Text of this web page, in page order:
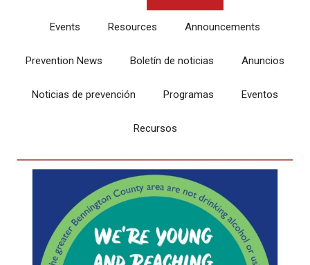
Events Resources Announcements
Prevention News Boletín de noticias Anuncios
Noticias de prevención Programas Eventos
Recursos